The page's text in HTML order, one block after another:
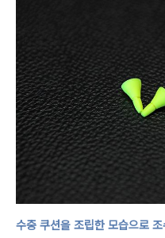
수중 쿠션을 조립한 모습으로